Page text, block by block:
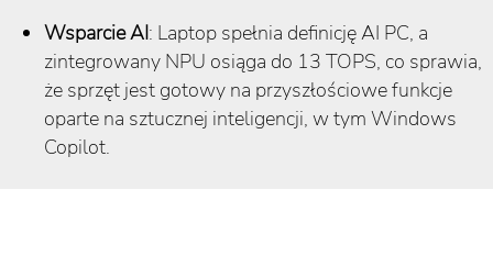
Wsparcie AI: Laptop spełnia definicję AI PC, a
zintegrowany NPU osiąga do 13 TOPS, co sprawia,
że sprzęt jest gotowy na przyszłościowe funkcje
oparte na sztucznej inteligencji, w tym Windows
Copilot.